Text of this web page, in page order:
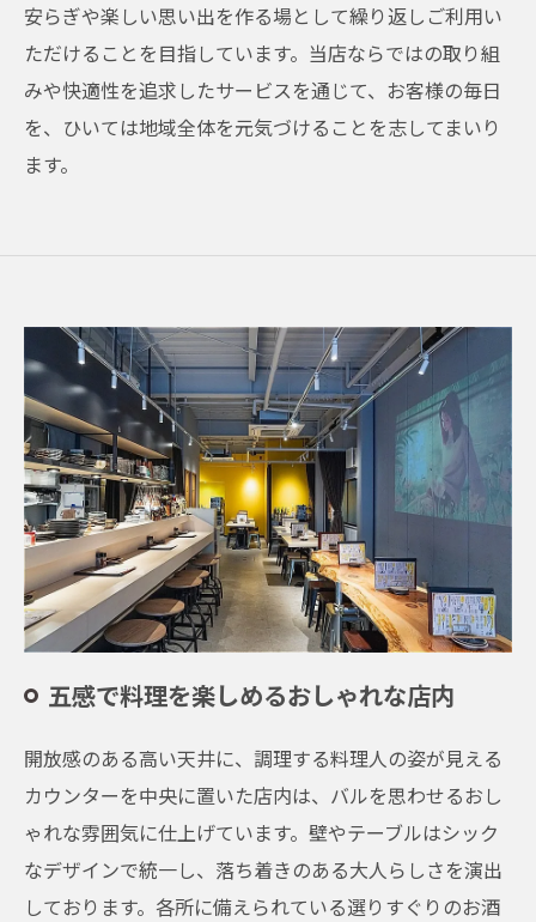
安らぎや楽しい思い出を作る場として繰り返しご利用い
ただけることを目指しています。当店ならではの取り組
みや快適性を追求したサービスを通じて、お客様の毎日
を、ひいては地域全体を元気づけることを志してまいり
ます。
五感で料理を楽しめるおしゃれな店内
開放感のある高い天井に、調理する料理人の姿が見える
カウンターを中央に置いた店内は、バルを思わせるおし
ゃれな雰囲気に仕上げています。壁やテーブルはシック
なデザインで統一し、落ち着きのある大人らしさを演出
しております。各所に備えられている選りすぐりのお酒